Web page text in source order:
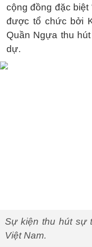
cộng đồng đặc biệt
được tổ chức bởi
Quần Ngựa thu
dự.
Sự kiện thu hút sự
Việt Nam.